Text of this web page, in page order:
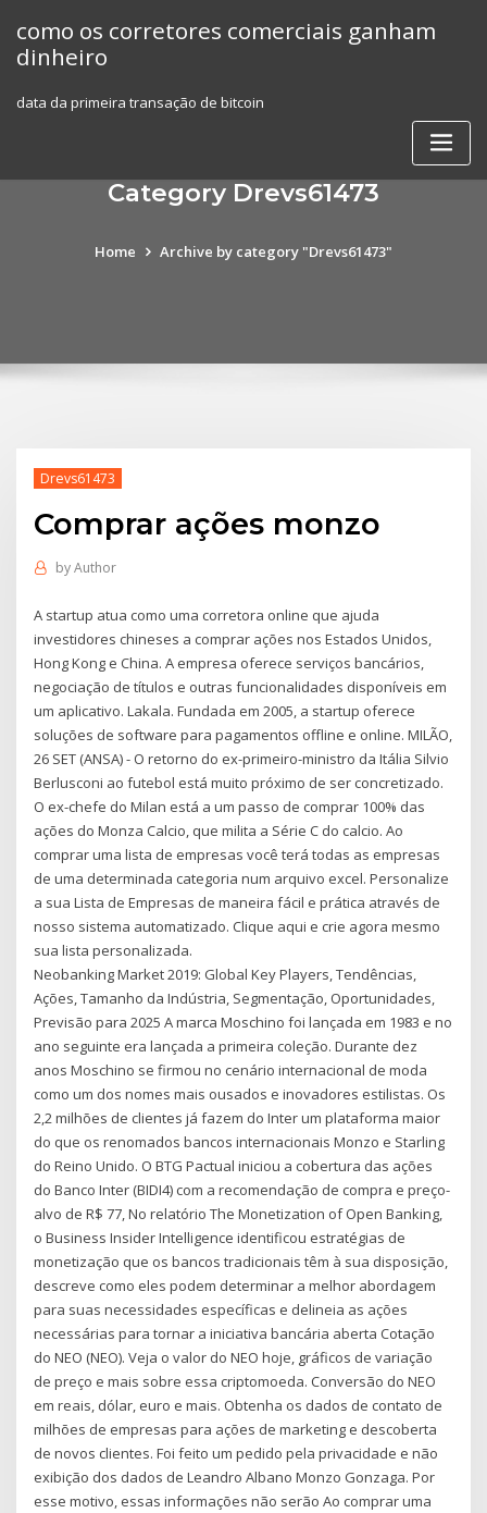
content
como os corretores comerciais ganham
dinheiro
data da primeira transação de bitcoin
Category Drevs61473
Home Archive by category "Drevs61473"
Drevs61473
Comprar ações monzo
byAuthor
A startup atua como uma corretora online que ajuda
investidores chineses a comprar ações nos Estados Unidos,
Hong Kong e China. A empresa oferece serviços bancários,
negociação de títulos e outras funcionalidades disponíveis em
um aplicativo. Lakala. Fundada em 2005, a startup oferece
soluções de software para pagamentos offline e online. MILÃO,
26 SET (ANSA) - O retorno do ex-primeiro-ministro da Itália Silvio
Berlusconi ao futebol está muito próximo de ser concretizado.
O ex-chefe do Milan está a um passo de comprar 100% das
ações do Monza Calcio, que milita a Série C do calcio. Ao
comprar uma lista de empresas você terá todas as empresas
de uma determinada categoria num arquivo excel. Personalize
a sua Lista de Empresas de maneira fácil e prática através de
nosso sistema automatizado. Clique aqui e crie agora mesmo
sua lista personalizada.
Neobanking Market 2019: Global Key Players, Tendências,
Ações, Tamanho da Indústria, Segmentação, Oportunidades,
Previsão para 2025 A marca Moschino foi lançada em 1983 e no
ano seguinte era lançada a primeira coleção. Durante dez
anos Moschino se firmou no cenário internacional de moda
como um dos nomes mais ousados e inovadores estilistas. Os
2,2 milhões de clientes já fazem do Inter um plataforma maior
do que os renomados bancos internacionais Monzo e Starling
do Reino Unido. O BTG Pactual iniciou a cobertura das ações
do Banco Inter (BIDI4) com a recomendação de compra e preço-
alvo de R$ 77, No relatório The Monetization of Open Banking,
o Business Insider Intelligence identificou estratégias de
monetização que os bancos tradicionais têm à sua disposição,
descreve como eles podem determinar a melhor abordagem
para suas necessidades específicas e delineia as ações
necessárias para tornar a iniciativa bancária aberta Cotação
do NEO (NEO). Veja o valor do NEO hoje, gráficos de variação
de preço e mais sobre essa criptomoeda. Conversão do NEO
em reais, dólar, euro e mais. Obtenha os dados de contato de
milhões de empresas para ações de marketing e descoberta
de novos clientes. Foi feito um pedido pela privacidade e não
exibição dos dados de Leandro Albano Monzo Gonzaga. Por
esse motivo, essas informações não serão Ao comprar uma